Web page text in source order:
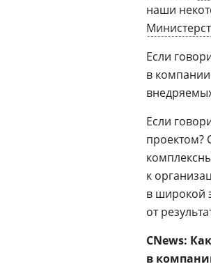
наши
Если
в компании
Если
проектом?
к
в широкой
от
CNews:
в